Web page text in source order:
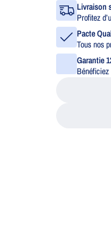
Livraison
Profitez
Pacte
Tous nos
Garantie
Bénéficiez